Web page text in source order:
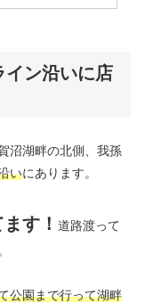
イン沿いに店
沼湖畔の北側、我孫
いにあります。
す！ 道路渡って
公園まで行って湖畔